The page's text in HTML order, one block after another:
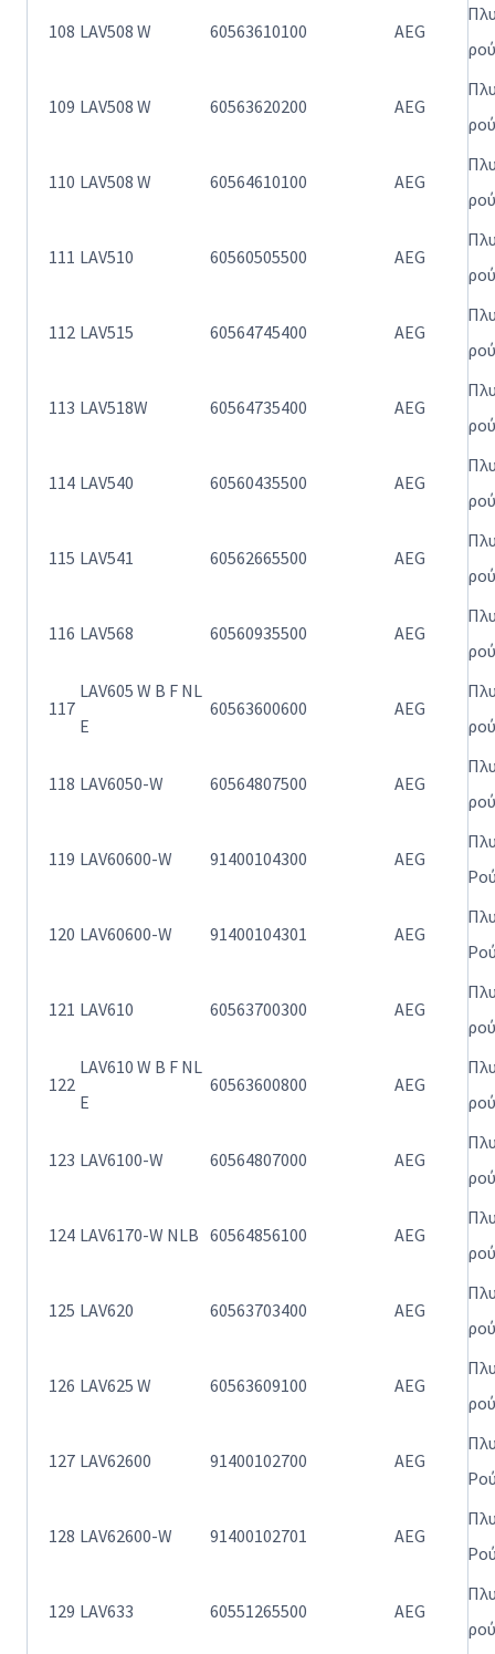
108 LAV508 W 60563610100 AEG
109 LAV508 W 60563620200 AEG
110 LAV508 W 60564610100 AEG
111 LAV510 60560505500 AEG
112 LAV515 60564745400 AEG
113 LAV518W 60564735400 AEG
114 LAV540 60560435500 AEG
115 LAV541 60562665500 AEG
116 LAV568 60560935500 AEG
117
LAV605 W B F NL
E
60563600600 AEG
118 LAV6050-W 60564807500 AEG
119 LAV60600-W 91400104300 AEG
120 LAV60600-W 91400104301 AEG
121 LAV610 60563700300 AEG
122
LAV610 W B F NL
E
60563600800 AEG
123 LAV6100-W 60564807000 AEG
124 LAV6170-W NLB 60564856100 AEG
125 LAV620 60563703400 AEG
126 LAV625 W 60563609100 AEG
127 LAV62600 91400102700 AEG
128 LAV62600-W 91400102701 AEG
129 LAV633 60551265500 AEG